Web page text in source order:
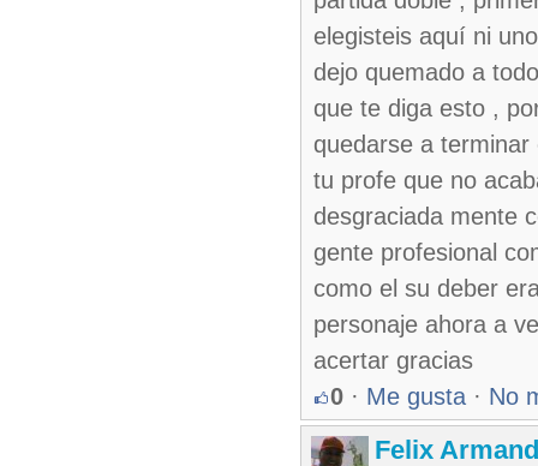
elegisteis aquí ni
dejo quemado a
que te diga esto ,
quedarse a
tu profe que no
desgraciada mente
gente profesional
como el su deber
personaje ahora a
acertar gracias
0 · Me gusta · No
Felix